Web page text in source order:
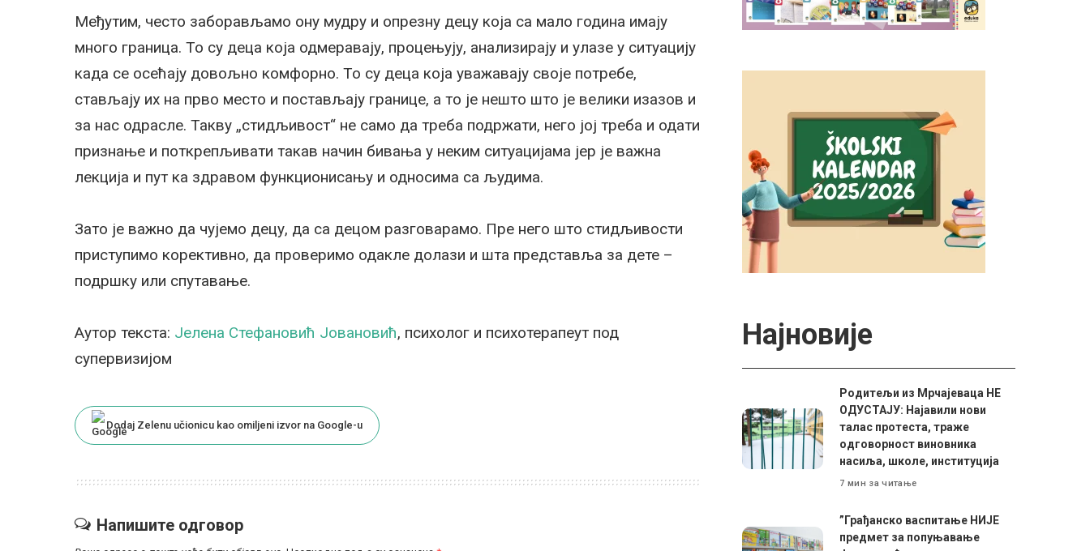
Међутим, често заборављамо ону мудру и опрезну децу која са мало година имају
много граница. То су деца која одмеравају, процењују, анализирају и улазе у ситуацију
када се осећају довољно комфорно. То су деца која уважавају своје потребе,
стављају их на прво место и постављају границе, а то је нешто што је велики изазов и
за нас одрасле. Такву „стидљивост“ не само да треба подржати, него јој треба и одати
признање и поткрепљивати такав начин бивања у неким ситуацијама јер је важна
лекција и пут ка здравом функционисању и односима са људима.
Зато је важно да чујемо децу, да са децом разговарамо. Пре него што стидљивости
приступимо корективно, да проверимо одакле долази и шта представља за дете –
подршку или спутавање.
Аутор текста: Јелена Стефановић Јовановић, психолог и психотерапеут под
супервизијом
Dodaj Zelenu učionicu kao omiljeni izvor na Google-u
Напишите одговор
Најновије
Родитељи из Мрчајеваца НЕ
ОДУСТАЈУ: Најавили нови
талас протеста, траже
одговорност виновника
насиља, школе, институција
7 мин за читање
”Грађанско васпитање НИЈЕ
предмет за попуњавање